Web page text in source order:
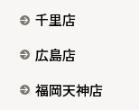
千里店
広島店
福岡天神店